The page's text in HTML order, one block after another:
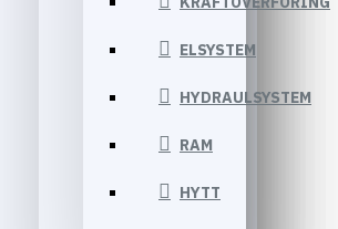
ELSYSTEM
HYDRAULSYSTEM
RAM
HYTT